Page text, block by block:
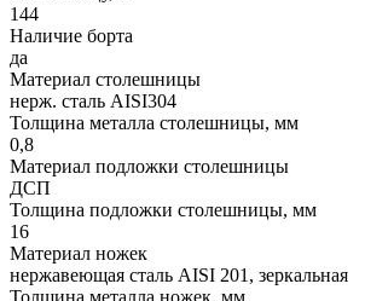
144
Наличие борта
да
Материал столешницы
нерж. сталь AISI304
Толщина металла столешницы, мм
0,8
Материал подложки столешницы
ДСП
Толщина подложки столешницы, мм
16
Материал ножек
нержавеющая сталь AISI 201, зеркальная
Толщина металла ножек, мм